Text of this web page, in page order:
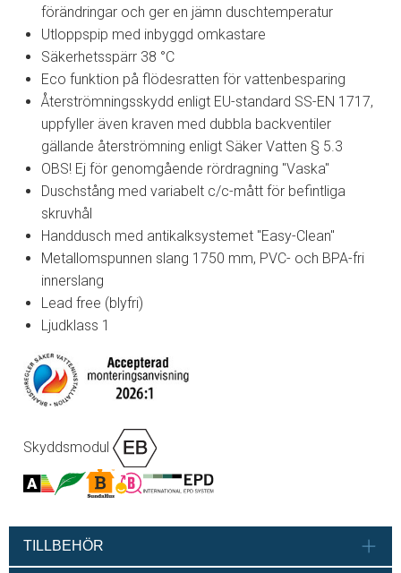
förändringar och ger en jämn duschtemperatur
Utloppspip med inbyggd omkastare
Säkerhetsspärr 38 °C
Eco funktion på flödesratten för vattenbesparing
Återströmningsskydd enligt EU-standard SS-EN 1717,
uppfyller även kraven med dubbla backventiler
gällande återströmning enligt Säker Vatten § 5.3
OBS! Ej för genomgående rördragning "Vaska"
Duschstång med variabelt c/c-mått för befintliga
skruvhål
Handdusch med antikalksystemet "Easy-Clean"
Metallomspunnen slang 1750 mm, PVC- och BPA-fri
innerslang
Lead free (blyfri)
Ljudklass 1
Skyddsmodul
TILLBEHÖR